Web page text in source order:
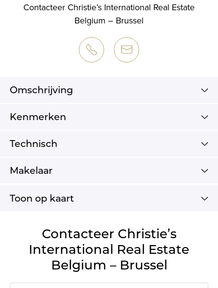
Contacteer Christie’s International Real Estate
Belgium – Brussel
Omschrijving
Kenmerken
Technisch
Makelaar
Toon op kaart
Contacteer Christie’s
International Real Estate
Belgium – Brussel